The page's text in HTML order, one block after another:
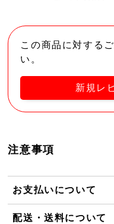
この商品に対する
い。
新規レ
注意事項
お支払いについて
配送・送料について